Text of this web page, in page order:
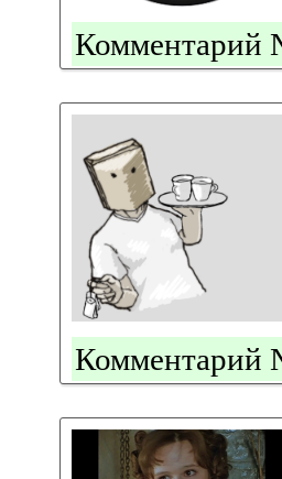
Комментарий
Комментарий